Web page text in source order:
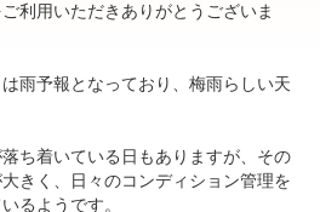
利用いただきありがとうございま
雨予報となっており、梅雨らしい天
ち着いている日もありますが、その
きく、日々のコンディション管理を
るようです。